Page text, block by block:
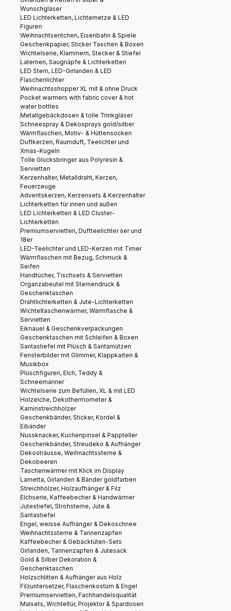
Wunschgläser
LED Lichterketten, Lichternetze & LED
Figuren
Weihnachtsentchen, Eisenbahn & Spiele
Geschenkpapier, Sticker Taschen & Boxen
Wichtelserie, Klammern, Stecker & Stiefel
Laternen, Saugnäpfe & Lichterketten
LED Stern, LED-Girlanden & LED
Flaschenlichter
Weihnachtsshopper XL mit & ohne Druck
Pocket warmers with fabric cover & hot
water bottles
Metallgebäckdosen & tolle Trinkgläser
Schneespray & Dekosprays gold/silber
Wärmflaschen, Motiv- & Hüttensocken
Duftkerzen, Raumduft, Teelichter und
Xmas-Kugeln
Tolle Glücksbringer aus Polyresin &
Servietten
Kerzenhalter, Metalldraht, Kerzen,
Feuerzeuge
Adventskerzen, Kerzensets & Kerzenhalter
Lichterketten für innen und außen
LED Lichterketten & LED Cluster-
Lichterketten
Premiumservietten, Duftteelichter 6er und
18er
LED-Teelichter und LED-Kerzen mit Timer
Wärmflaschen mit Bezug, Schmuck &
Seifen
Handtücher, Tischsets & Servietten
Organzabeutel mit Sternendruck &
Geschenktaschen
Drahtlichterketten & Jute-Lichterketten
Wichteltaschenwärmer, Wärmflasche &
Servietten
Eiknäuel & Geschenkverpackungen
Geschenktaschen mit Schleifen & Boxen
Santastiefel mit Plüsch & Santamützen
Fensterbilder mit Glimmer, Klappkarten &
Musikbox
Plüschfiguren, Elch, Teddy &
Schneemänner
Wichtelserie zum Befüllen, XL & mit LED
Holzelche, Dekothermometer &
Kaminstreichhölzer
Geschenkbänder, Sticker, Kordel &
Eibänder
Nussknacker, Kuchenpinsel & Pappteller
Geschenkbänder, Streudeko & Aufhänger
Dekosträusse, Weihnachtssterne &
Dekobeeren
Taschenwärmer mit Klick im Display
Lametta, Girlanden & Bänder goldfarben
Streichhölzer, Holzaufhänger & Filz
Elchserie, Kaffeebecher & Handwärmer
Jutestiefel, Strohsterne, Jute &
Santastiefel
Engel, weisse Aufhänger & Dekoschnee
Weihnachtssterne & Tannenzapfen
Kaffeebecher & Gebäcktüten-Sets
Girlanden, Tannenzapfen & Jutesack
Gold & Silber Dekoration &
Geschenktaschen
Holzschlitten & Aufhänger aus Holz
Filzuntersetzer, Flaschenkostüm & Engel
Premiumservietten, Fachhandelsqualität
Malsets, Wichteltür, Projektor & Spardosen